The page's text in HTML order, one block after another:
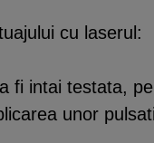
cu laserul:
fi intai testata,
unor